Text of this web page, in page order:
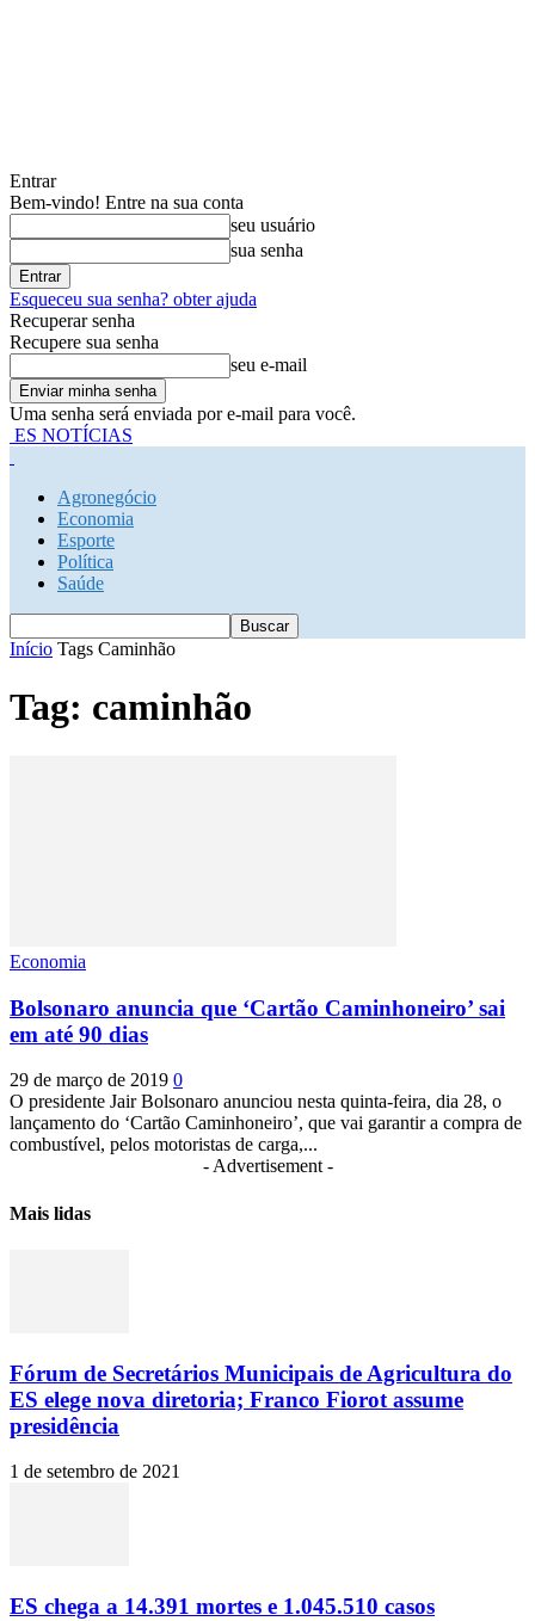
Entrar
Bem-vindo! Entre na sua conta
seu usuário
sua senha
Esqueceu sua senha? obter ajuda
Recuperar senha
Recupere sua senha
seu e-mail
Uma senha será enviada por e-mail para você.
ES NOTÍCIAS
Agronegócio
Economia
Esporte
Política
Saúde
Início Tags Caminhão
Tag: caminhão
Economia
Bolsonaro anuncia que ‘Cartão Caminhoneiro’ sai
em até 90 dias
29 de março de 2019 0
O presidente Jair Bolsonaro anunciou nesta quinta-feira, dia 28, o
lançamento do ‘Cartão Caminhoneiro’, que vai garantir a compra de
combustível, pelos motoristas de carga,...
- Advertisement -
Mais lidas
Fórum de Secretários Municipais de Agricultura do
ES elege nova diretoria; Franco Fiorot assume
presidência
1 de setembro de 2021
ES chega a 14.391 mortes e 1.045.510 casos